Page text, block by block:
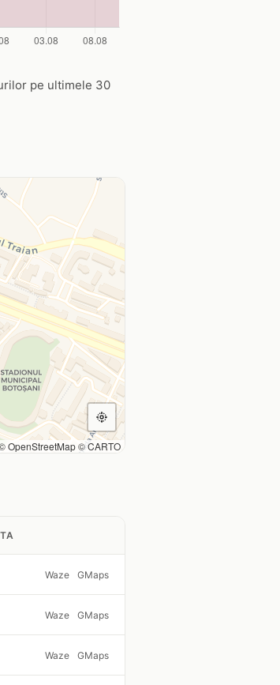
pe ultimele 30
OpenStreetMap © CARTO
Waze GMaps
Waze GMaps
Waze GMaps